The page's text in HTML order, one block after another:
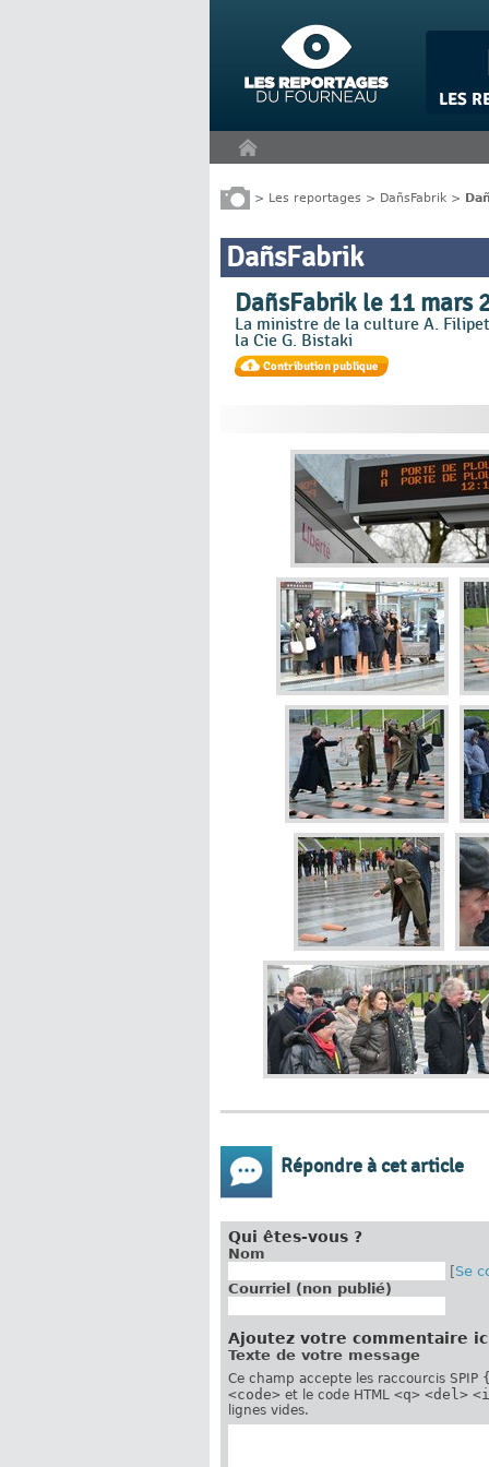
> Les reportages > DañsFabrik >
DañsFabrik
DañsFabrik le 11 mars
La ministre de la culture A.
la Cie G. Bistaki
Répondre à cet article
Qui êtes-vous ?
Nom
[Se
Courriel (non publié)
Ajoutez votre commentaire
Texte de votre message
Ce champ accepte les raccourcis SPIP
<code> et le code HTML <q> <del>
lignes vides.